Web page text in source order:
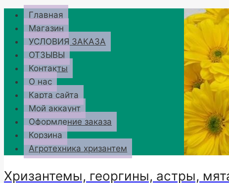
Перейти
содержимому
Главная
Магазин
УСЛОВИЯ ЗАКАЗА
ОТЗЫВЫ
Контакты
О нас
Карта сайта
Мой аккаунт
Оформление заказа
Корзина
Агротехника хризантем
Хризантемы, георгины, астры,